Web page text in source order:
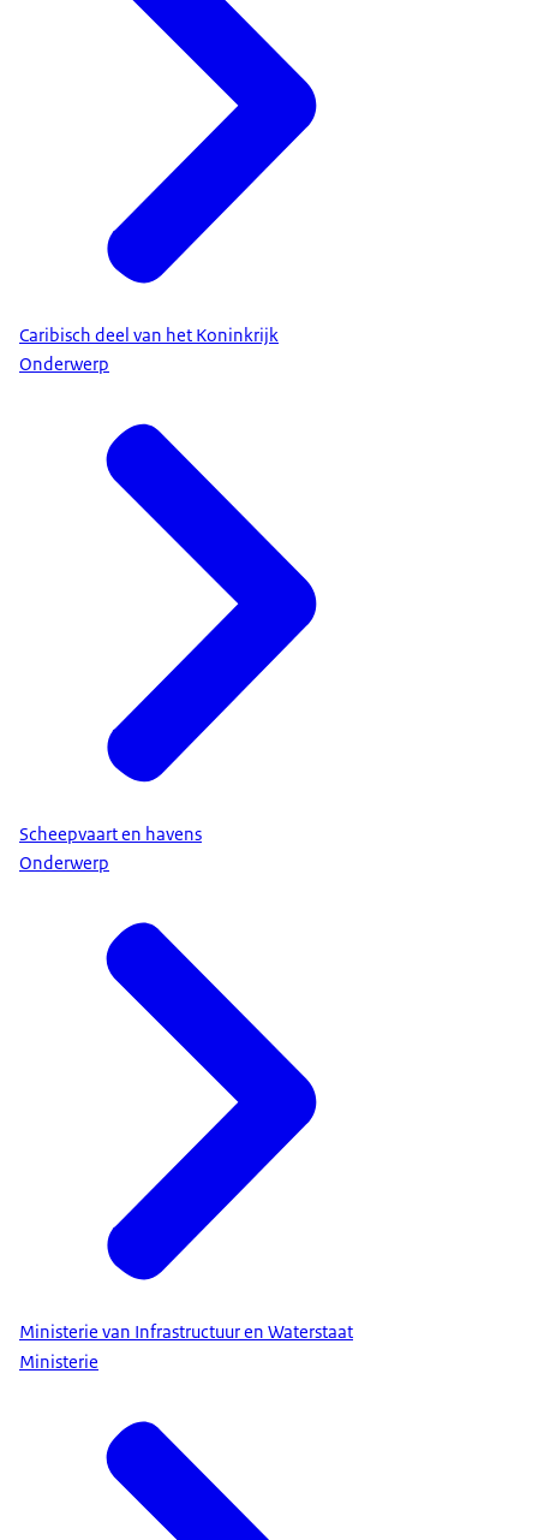
Caribisch deel van het Koninkrijk
Onderwerp
Scheepvaart en havens
Onderwerp
Ministerie van Infrastructuur en Waterstaat
Ministerie